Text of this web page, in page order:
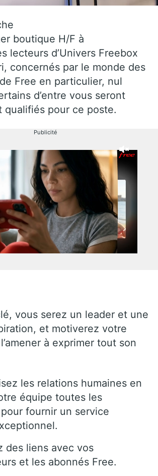
boutique H/F à
lecteurs d’Univers Freebox
concernés par le monde des
Free en particulier, nul
d’entre vous seront
qualifiés pour ce poste.
Publicité
vous serez un leader et une
et motiverez votre
à exprimer tout son
les relations humaines en
équipe toutes les
fournir un service
des liens avec vos
et les abonnés Free.